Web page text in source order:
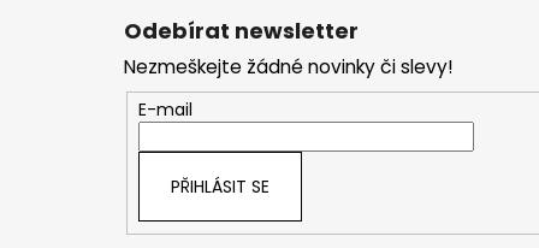
Odebírat newsletter
Nezmeškejte žádné novinky či slevy!
E-mail
PŘIHLÁSIT SE